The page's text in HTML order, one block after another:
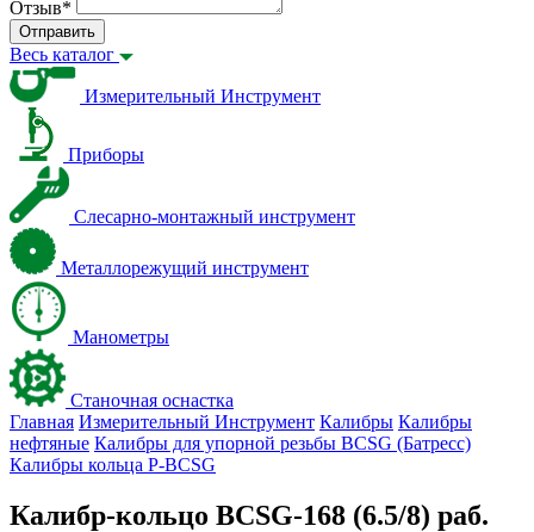
Отзыв*
Отправить
Весь каталог
Измерительный Инструмент
Приборы
Слесарно-монтажный инструмент
Металлорежущий инструмент
Манометры
Станочная оснастка
Главная Измерительный Инструмент Калибры Калибры
нефтяные Калибры для упорной резьбы BCSG (Батресс)
Калибры кольца P-BCSG
Калибр-кольцо BCSG-168 (6.5/8) раб.